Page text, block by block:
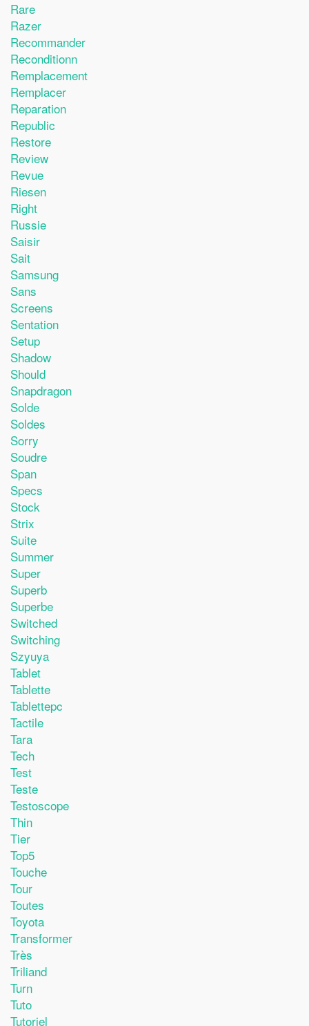
Rare
Razer
Recommander
Reconditionn
Remplacement
Remplacer
Reparation
Republic
Restore
Review
Revue
Riesen
Right
Russie
Saisir
Sait
Samsung
Sans
Screens
Sentation
Setup
Shadow
Should
Snapdragon
Solde
Soldes
Sorry
Soudre
Span
Specs
Stock
Strix
Suite
Summer
Super
Superb
Superbe
Switched
Switching
Szyuya
Tablet
Tablette
Tablettepc
Tactile
Tara
Tech
Test
Teste
Testoscope
Thin
Tier
Top5
Touche
Tour
Toutes
Toyota
Transformer
Très
Triliand
Turn
Tuto
Tutoriel